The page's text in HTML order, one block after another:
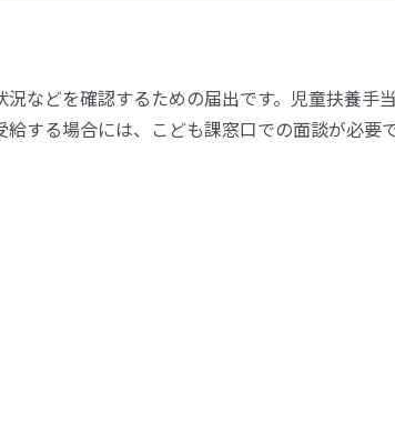
などを確認するための届出です。児童扶養手
する場合には、こども課窓口での面談が必要で